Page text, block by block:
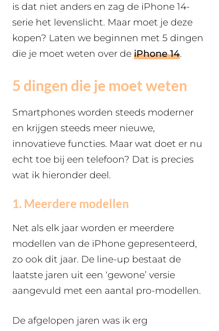
is dat niet anders en zag de iPhone 14-
serie het levenslicht. Maar moet je deze
kopen? Laten we beginnen met 5 dingen
die je moet weten over de iPhone 14.
5 dingen die je moet weten
Smartphones worden steeds moderner
en krijgen steeds meer nieuwe,
innovatieve functies. Maar wat doet er nu
echt toe bij een telefoon? Dat is precies
wat ik hieronder deel.
1. Meerdere modellen
Net als elk jaar worden er meerdere
modellen van de iPhone gepresenteerd,
zo ook dit jaar. De line-up bestaat de
laatste jaren uit een ‘gewone’ versie
aangevuld met een aantal pro-modellen.
De afgelopen jaren was ik erg